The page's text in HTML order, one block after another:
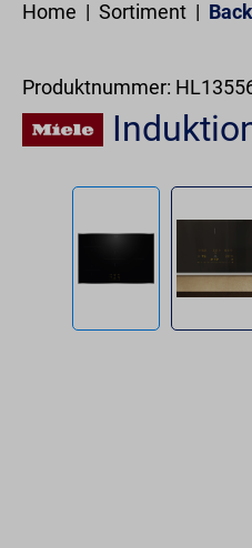
Home | Sortiment |
Produktnummer:
Bildergalerie überspringen